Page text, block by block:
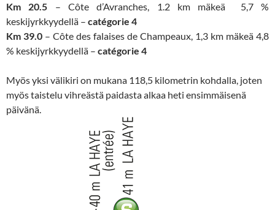
Km 20.5 – Côte d’Avranches, 1.2 km mäkeä 5,7 %
keskijyrkkyydellä – catégorie 4
Km 39.0 – Côte des falaises de Champeaux, 1,3 km mäkeä 4,8
% keskijyrkkyydellä – catégorie 4
Myös yksi välikiri on mukana 118,5 kilometrin kohdalla, joten
myös taistelu vihreästä paidasta alkaa heti ensimmäisenä
päivänä.